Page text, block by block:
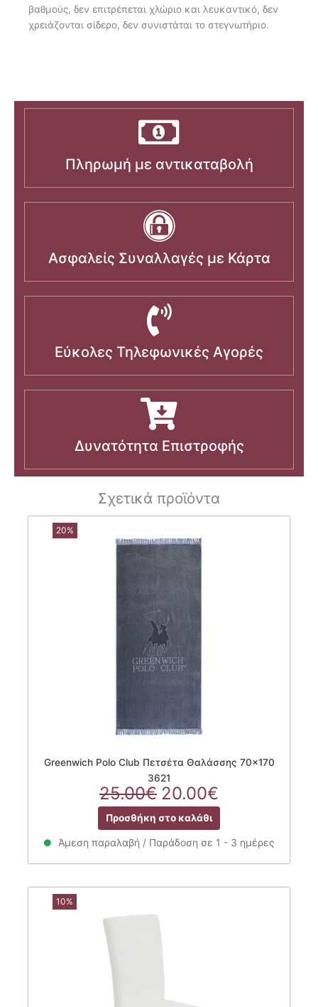
βαθμούς, δεν επιτρέπεται χλώριο και λευκαντικό, δεν
χρειάζονται σίδερο, δεν συνιστάται το στεγνωτήριο.
Πληρωμή με αντικαταβολή
Ασφαλείς Συναλλαγές με Κάρτα
Εύκολες Τηλεφωνικές Αγορές
Δυνατότητα Επιστροφής
Σχετικά προϊόντα
20%
Greenwich Polo Club Πετσέτα Θαλάσσης 70×170
3621
25.00€ Original
price
was:
25.00€.
20.00€
τρέχουσα
τιμή
είναι:
20.00€.
Προσθήκη στο καλάθι
Άμεση παραλαβή / Παράδοση σε 1 - 3 ημέρες
10%